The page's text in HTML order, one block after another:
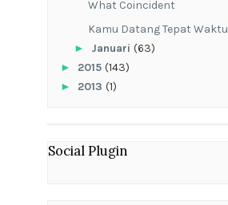
What Coincident
Kamu Datang Tepat Waktu
► Januari (63)
► 2015 (143)
► 2013 (1)
Social Plugin